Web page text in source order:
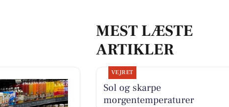
MEST LÆSTE
ARTIKLER
VEJRET
Sol og skarpe
morgentemperaturer